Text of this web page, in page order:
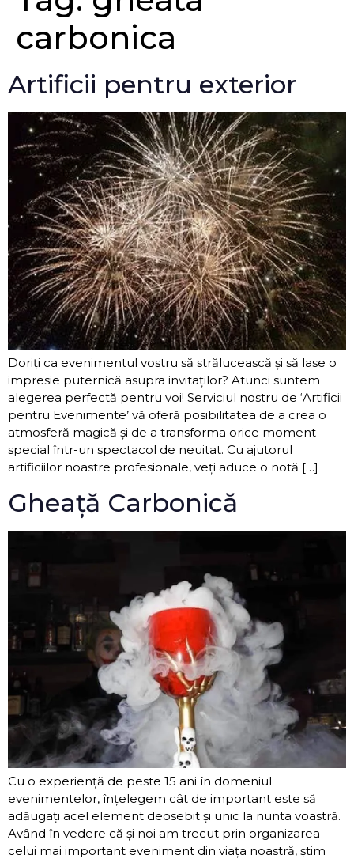
carbonica
Artificii pentru exterior
Doriți ca evenimentul vostru să strălucească și să lase o
impresie puternică asupra invitaților? Atunci suntem
alegerea perfectă pentru voi! Serviciul nostru de ‘Artificii
pentru Evenimente’ vă oferă posibilitatea de a crea o
atmosferă magică și de a transforma orice moment
special într-un spectacol de neuitat. Cu ajutorul
artificiilor noastre profesionale, veți aduce o notă […]
Gheață Carbonică
Cu o experiență de peste 15 ani în domeniul
evenimentelor, înțelegem cât de important este să
adăugați acel element deosebit și unic la nunta voastră.
Având în vedere că și noi am trecut prin organizarea
celui mai important eveniment din viața noastră, știm